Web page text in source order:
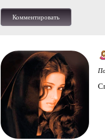
Комментировать